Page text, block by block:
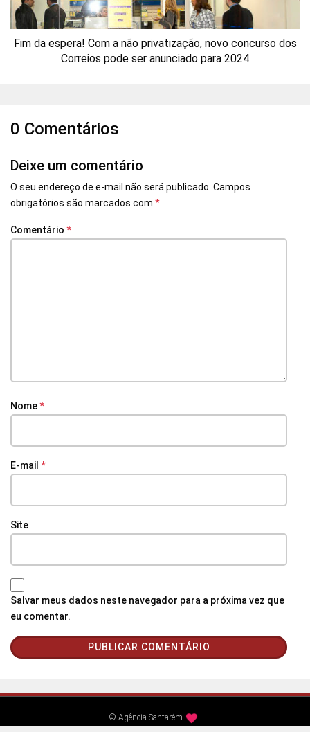
Fim da espera! Com a não privatização, novo concurso dos
Correios pode ser anunciado para 2024
0 Comentários
Deixe um comentário
O seu endereço de e-mail não será publicado. Campos
obrigatórios são marcados com *
Comentário *
Nome*
E-mail *
Site
Salvar meus dados neste navegador para a próxima vez que
eu comentar.
© Agência Santarém